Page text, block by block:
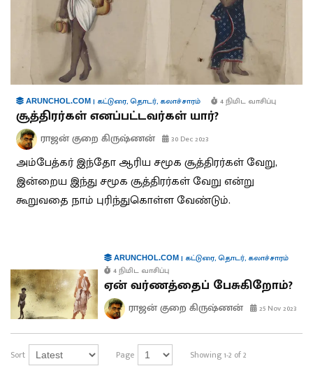
ARUNCHOL.COM | கட்டுரை,தொடர், கலாச்சாரம் 4 நிமிட வாசிப்பு
சூத்திரர்கள் எனப்பட்டவர்கள் யார்?
ராஜன் குறை கிருஷ்ணன் 30 Dec 2023
அம்பேத்கர் இந்தோ ஆரிய சமூக சூத்திரர்கள் வேறு,
இன்றைய இந்து சமூக சூத்திரர்கள் வேறு என்று
கூறுவதை நாம் புரிந்துகொள்ள வேண்டும்.
ARUNCHOL.COM| கட்டுரை,தொடர், கலாச்சாரம்
4 நிமிட வாசிப்பு
ஏன் வர்ணத்தைப் பேசுகிறோம்?
ராஜன் குறை கிருஷ்ணன் 25 Nov 2023
Sort Page Showing 1-2 of 2